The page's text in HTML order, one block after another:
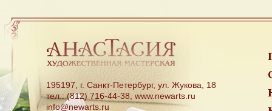
195197, г. Санкт-Петербург, ул. Жукова, 18
тел.: (812) 716-44-38, www.newarts.ru
info@newarts.ru